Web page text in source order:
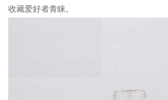
收藏爱好者青睐。